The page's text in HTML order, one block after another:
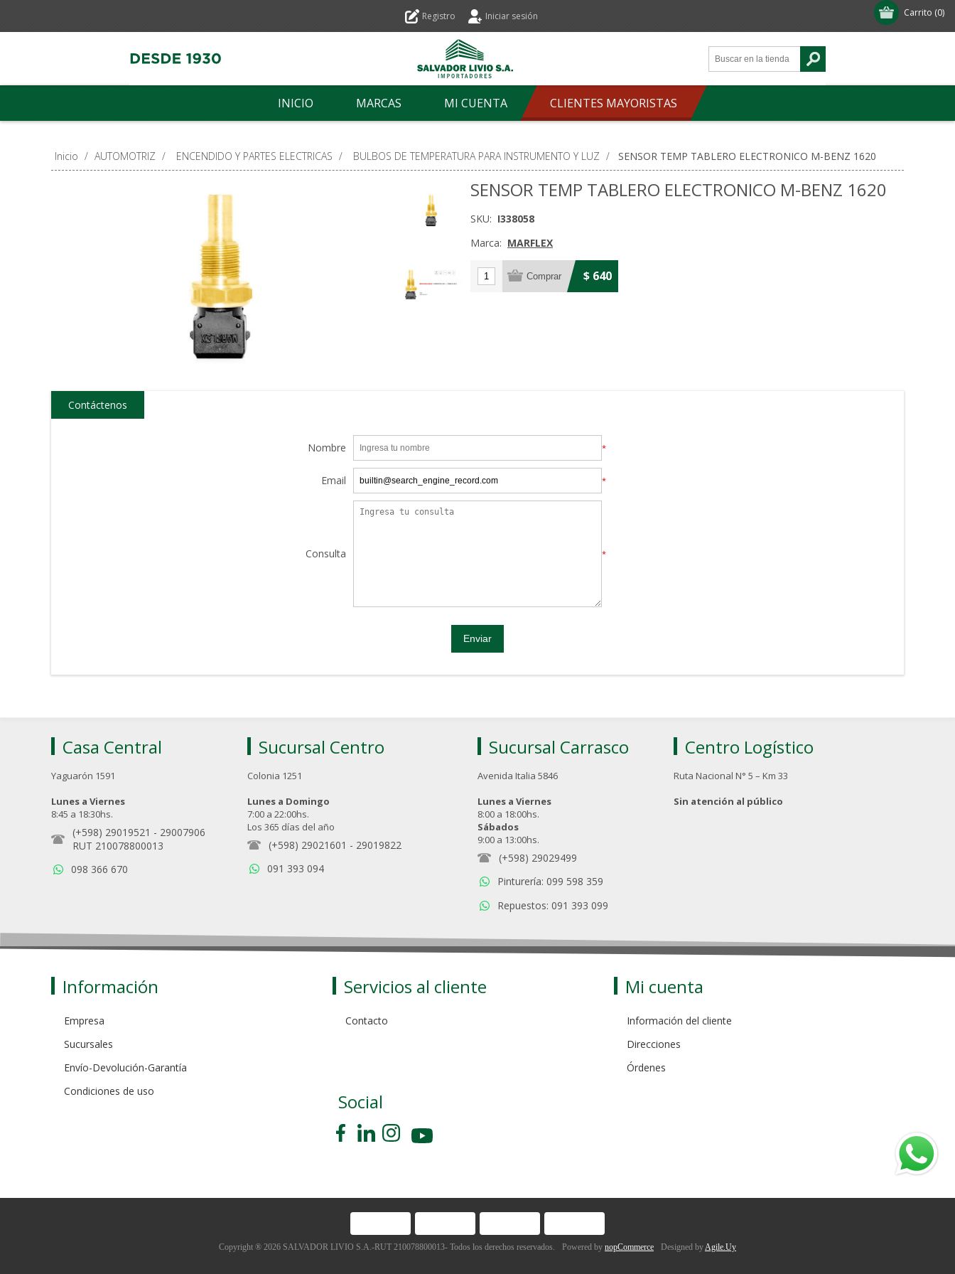
Carrito (0)
Registro Iniciar sesión
INICIO MARCAS MI CUENTA CLIENTES MAYORISTAS
Inicio / AUTOMOTRIZ / ENCENDIDO Y PARTES ELECTRICAS / BULBOS DE TEMPERATURA PARA INSTRUMENTO Y LUZ / SENSOR TEMP TABLERO ELECTRONICO M-BENZ 1620
SENSOR TEMP TABLERO ELECTRONICO M-BENZ 1620
SKU: I338058
Marca: MARFLEX
$ 640
Contáctenos
Nombre *
Email *
Consulta *
Casa Central
Yaguarón 1591
Lunes a Viernes
8:45 a 18:30hs.
(+598) 29019521 - 29007906
RUT 210078800013
098 366 670
Sucursal Centro
Colonia 1251
Lunes a Domingo
7:00 a 22:00hs.
Los 365 días del año
(+598) 29021601 - 29019822
091 393 094
Sucursal Carrasco
Avenida Italia 5846
Lunes a Viernes
8:00 a 18:00hs.
Sábados
9:00 a 13:00hs.
(+598) 29029499
Pinturería: 099 598 359
Repuestos: 091 393 099
Centro Logístico
Ruta Nacional N° 5 – Km 33
Sin atención al público
Información
Empresa
Sucursales
Envío-Devolución-Garantía
Condiciones de uso
Servicios al cliente
Contacto
Mi cuenta
Información del cliente
Direcciones
Órdenes
Social
Copyright ® 2026 SALVADOR LIVIO S.A.-RUT 210078800013- Todos los derechos reservados. Powered by nopCommerce Designed by Agile.Uy